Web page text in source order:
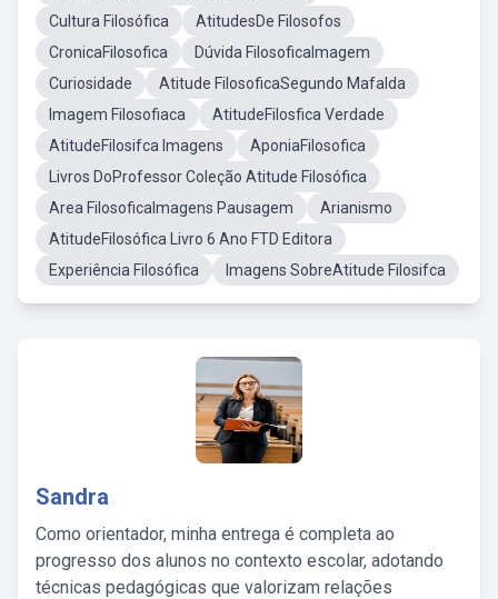
Cultura Filosófica
AtitudesDe Filosofos
CronicaFilosofica
Dúvida FilosoficaImagem
Curiosidade
Atitude FilosoficaSegundo Mafalda
Imagem Filosofiaca
AtitudeFilosfica Verdade
AtitudeFilosifca Imagens
AponiaFilosofica
Livros DoProfessor Coleção Atitude Filosófica
Area FilosoficaImagens Pausagem
Arianismo
AtitudeFilosófica Livro 6 Ano FTD Editora
Experiência Filosófica
Imagens SobreAtitude Filosifca
Sandra
Como orientador, minha entrega é completa ao
progresso dos alunos no contexto escolar, adotando
técnicas pedagógicas que valorizam relações